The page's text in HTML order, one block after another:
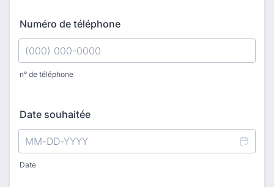
Numéro de téléphone
n° de téléphone
Date souhaitée
Date